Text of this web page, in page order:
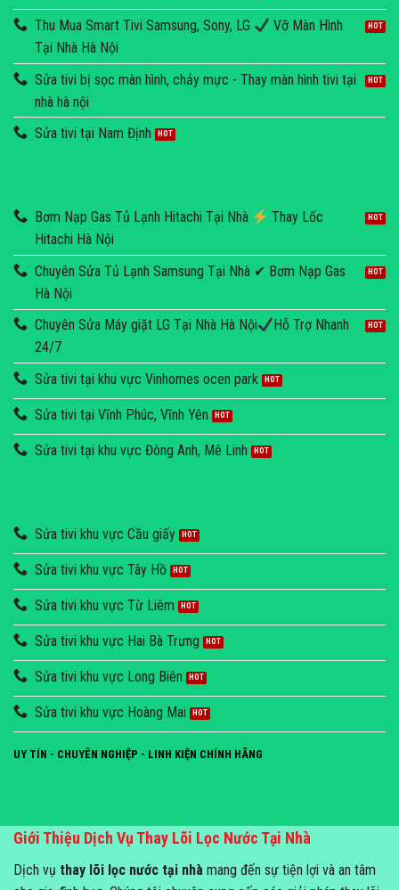
Thu Mua Smart Tivi Samsung, Sony, LG
Vỡ Màn Hình
Tại Nhà Hà Nội
Sửa tivi bị sọc màn hình, chảy mực - Thay màn hình tivi tại
nhà hà nội
Sửa tivi tại Nam Định
Bơm Nạp Gas Tủ Lạnh Hitachi Tại Nhà
Thay Lốc
Hitachi Hà Nội
Chuyên Sửa Tủ Lạnh Samsung Tại Nhà ✔ Bơm Nạp Gas
Hà Nội
Chuyên Sửa Máy giặt LG Tại Nhà Hà Nội
Hỗ Trợ Nhanh
24/7
Sửa tivi tại khu vực Vinhomes ocen park
Sửa tivi tại Vĩnh Phúc, Vĩnh Yên
Sửa tivi tại khu vực Đông Anh, Mê Linh
Sửa tivi khu vực Cầu giấy
Sửa tivi khu vực Tây Hồ
Sửa tivi khu vực Từ Liêm
Sửa tivi khu vực Hai Bà Trưng
Sửa tivi khu vực Long Biên
Sửa tivi khu vực Hoàng Mai
UY TÍN - CHUYÊN NGHIỆP - LINH KIỆN CHÍNH HÃNG
Giới Thiệu Dịch Vụ Thay Lõi Lọc Nước Tại Nhà
Dịch vụ thay lõi lọc nước tại nhà mang đến sự tiện lợi và an tâm